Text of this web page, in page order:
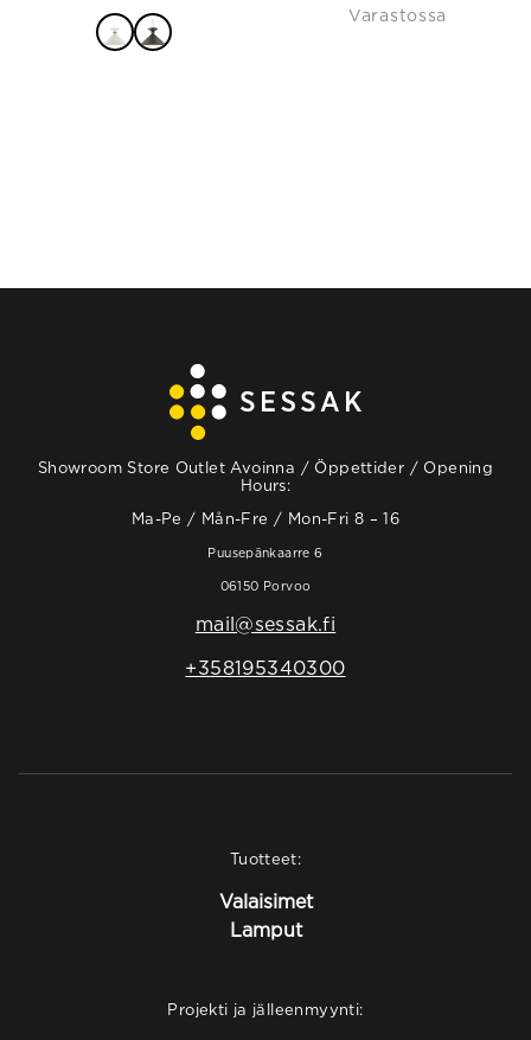
Varastossa
Showroom Store Outlet Avoinna / Öppettider / Opening
Hours:
Ma-Pe / Mån-Fre / Mon-Fri 8 – 16
Puusepänkaarre 6
06150 Porvoo
mail@sessak.fi
+358195340300
Tuotteet:
Valaisimet
Lamput
Projekti ja jälleenmyynti: